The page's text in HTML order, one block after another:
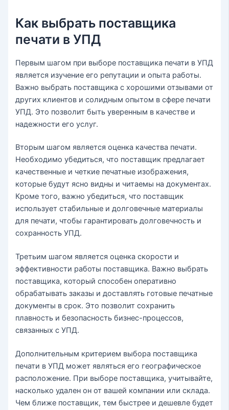
Как выбрать поставщика
печати в УПД
Первым шагом при выборе поставщика печати в УПД
является изучение его репутации и опыта работы.
Важно выбрать поставщика с хорошими отзывами от
других клиентов и солидным опытом в сфере печати
УПД. Это позволит быть уверенным в качестве и
надежности его услуг.
Вторым шагом является оценка качества печати.
Необходимо убедиться, что поставщик предлагает
качественные и четкие печатные изображения,
которые будут ясно видны и читаемы на документах.
Кроме того, важно убедиться, что поставщик
использует стабильные и долговечные материалы
для печати, чтобы гарантировать долговечность и
сохранность УПД.
Третьим шагом является оценка скорости и
эффективности работы поставщика. Важно выбрать
поставщика, который способен оперативно
обрабатывать заказы и доставлять готовые печатные
документы в срок. Это позволит сохранить
плавность и безопасность бизнес-процессов,
связанных с УПД.
Дополнительным критерием выбора поставщика
печати в УПД может являться его географическое
расположение. При выборе поставщика, учитывайте,
насколько удален он от вашей компании или склада.
Чем ближе поставщик, тем быстрее и дешевле будет